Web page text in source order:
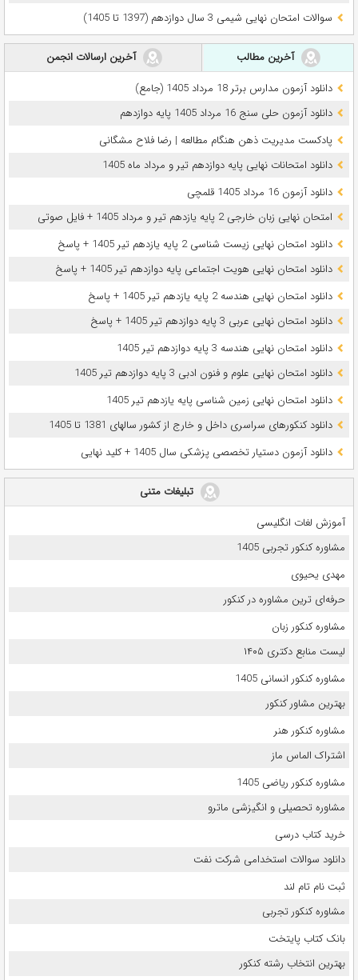
سوالات امتحان نهایی شیمی 3 سال دوازدهم (1397 تا 1405)
آخرین مطالب
آخرین ارسالات انجمن
دانلود آزمون مدارس برتر 18 مرداد 1405 (جامع)
دانلود آزمون حلی سنج 16 مرداد 1405 پایه دوازدهم
پادکست مدیریت ذهن هنگام مطالعه | رضا فلاح مشگانی
دانلود امتحانات نهایی پایه دوازدهم تیر و مرداد ماه 1405
دانلود آزمون 16 مرداد 1405 قلمچی
امتحان نهایی زبان خارجی 2 پایه یازدهم تیر و مرداد 1405 + فایل صوتی
دانلود امتحان نهایی زیست شناسی 2 پایه یازدهم تیر 1405 + پاسخ
دانلود امتحان نهایی هویت اجتماعی پایه دوازدهم تیر 1405 + پاسخ
دانلود امتحان نهایی هندسه 2 پایه یازدهم تیر 1405 + پاسخ
دانلود امتحان نهایی عربی 3 پایه دوازدهم تیر 1405 + پاسخ
دانلود امتحان نهایی هندسه 3 پایه دوازدهم تیر 1405
دانلود امتحان نهایی علوم و فنون ادبی 3 پایه دوازدهم تیر 1405
دانلود امتحان نهایی زمین شناسی پایه یازدهم تیر 1405
دانلود کنکورهای سراسری داخل و خارج از کشور سالهای 1381 تا 1405
دانلود آزمون دستیار تخصصی پزشکی سال 1405 + کلید نهایی
تبلیغات متنی
آموزش لغات انگلیسی
مشاوره کنکور تجربی 1405
مهدی یحیوی
حرفه‌ای ترین مشاوره در کنکور
مشاوره کنکور زبان
لیست منابع دکتری ۱۴۰۵
مشاوره کنکور انسانی 1405
بهترین مشاور کنکور
مشاوره کنکور هنر
اشتراک الماس ماز
مشاوره کنکور ریاضی 1405
مشاوره تحصیلی و انگیزشی ماترو
خرید کتاب درسی
دانلود سوالات استخدامی شرکت نفت
ثبت نام تام لند
مشاوره کنکور تجربی
بانک کتاب پایتخت
بهترین انتخاب رشته کنکور